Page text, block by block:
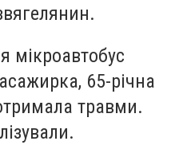
мікроавтобус
65-річна
травми.